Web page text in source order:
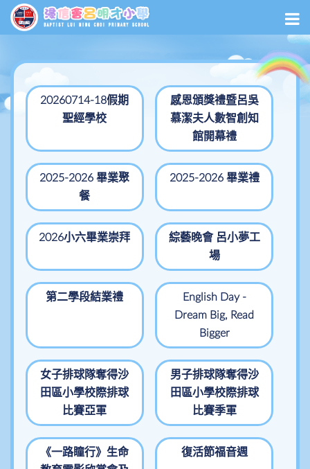
20260714-18假期
聖經學校
感恩頒獎禮暨呂吳
慕潔夫人數智創知
館開幕禮
2025-2026 畢業聚
餐
2025-2026 畢業禮
2026小六畢業崇拜
綜藝晚會 呂小夢工
場
第二學段結業禮
English Day -
Dream Big, Read
Bigger
女子排球隊奪得沙
田區小學校際排球
比賽亞軍
男子排球隊奪得沙
田區小學校際排球
比賽季軍
《一路瞳行》生命
復活節福音週